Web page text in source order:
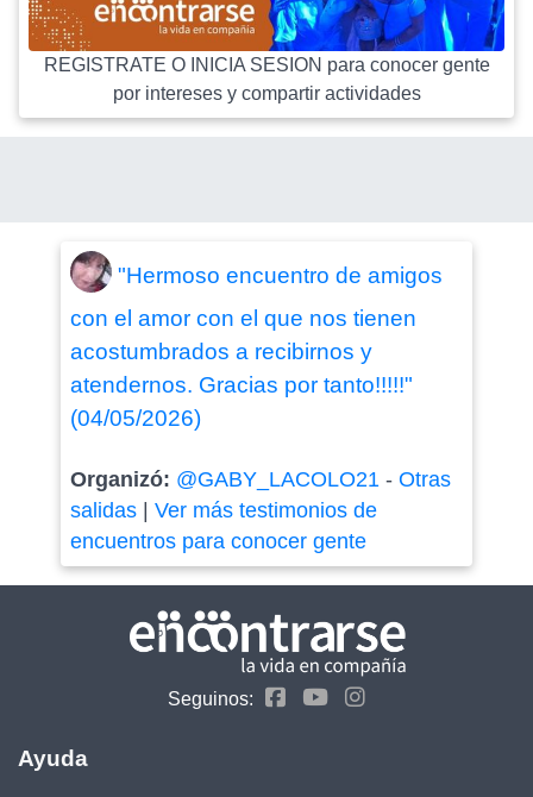
REGISTRATE O INICIA SESION para conocer gente
por intereses y compartir actividades
"Hermoso encuentro de amigos
con el amor con el que nos tienen
acostumbrados a recibirnos y
atendernos. Gracias por tanto!!!!!"
(04/05/2026)
Organizó: @GABY_LACOLO21- Otras
salidas| Ver más testimonios de
encuentros para conocer gente
Seguinos:
Ayuda